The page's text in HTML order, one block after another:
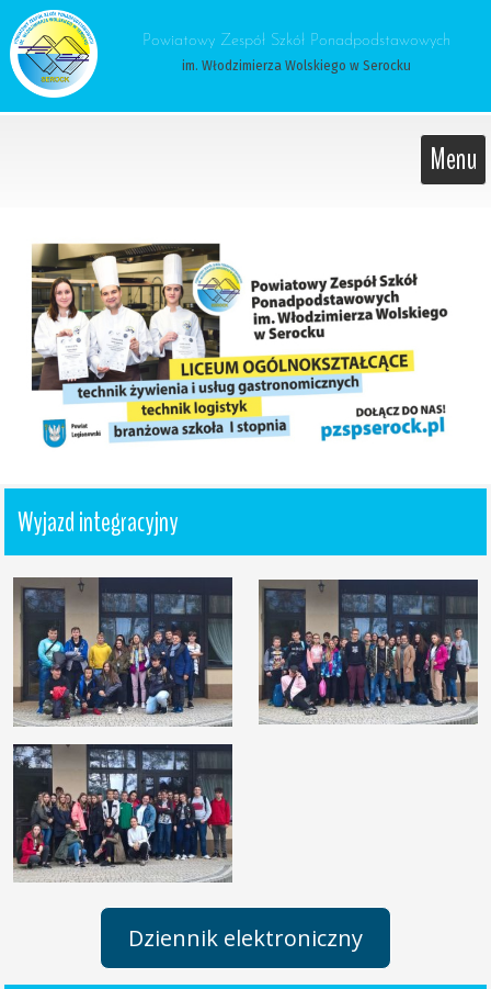
Powiatowy Zespół Szkół Ponadpodstawowych
im. Włodzimierza Wolskiego w Serocku
Menu
Wyjazd integracyjny
Dziennik elektroniczny